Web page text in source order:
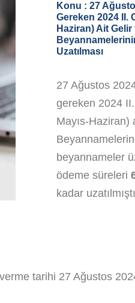
Konu : 27
Gereken 2024 II.
Haziran) Ait
Uzatılması
27 Ağustos
gereken 2024
Mayıs-
beyannameler
ödeme süreleri
kadar
tarihi 27 Ağustos